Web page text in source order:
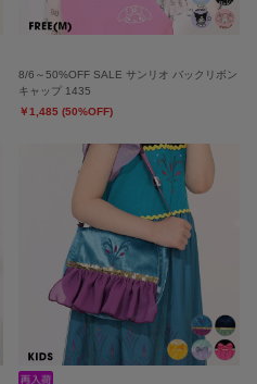
8/6～50%OFF SALE サンリオ バックリボン
キャップ 1435
￥1,485 (50%OFF)